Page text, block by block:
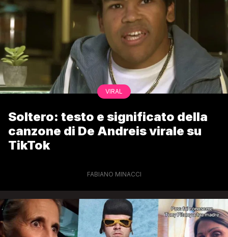
VIRAL
Soltero: testo e significato della
canzone di De Andreis virale su
TikTok
FABIANO MINACCI